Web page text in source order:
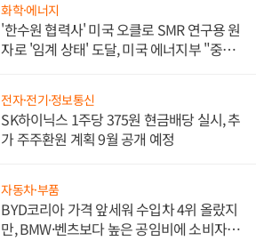
화학·에너지
'한수원 협력사' 미국 오클로 SMR 연구용 원
자로 '임계 상태' 도달, 미국 에너지부 "중요
전자·전기·정보통신
SK하이닉스 1주당 375원 현금배당 실시, 추
가 주주환원 계획 9월 공개 예정
자동차·부품
BYD코리아 가격 앞세워 수입차 4위 올랐지
만, BMW·벤츠보다 높은 공임비에 소비자